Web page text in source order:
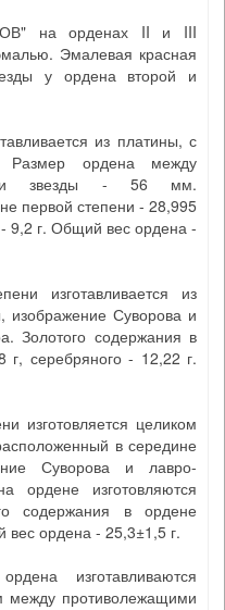
на орденах II и III
Эмалевая красная
у ордена второй и
из платины, с
Размер ордена между
звезды - 56 мм.
первой степени - 28,995
- 9,2 г. Общий вес ордена -
изготавливается из
изображение Суворова и
Золотого содержания в
г, серебряного - 12,22 г.
изготовляется целиком
в середине
Суворова и лавро-
ордене изготовляются
содержания в ордене
вес ордена - 25,3±1,5 г.
изготавливаются
противолежащими